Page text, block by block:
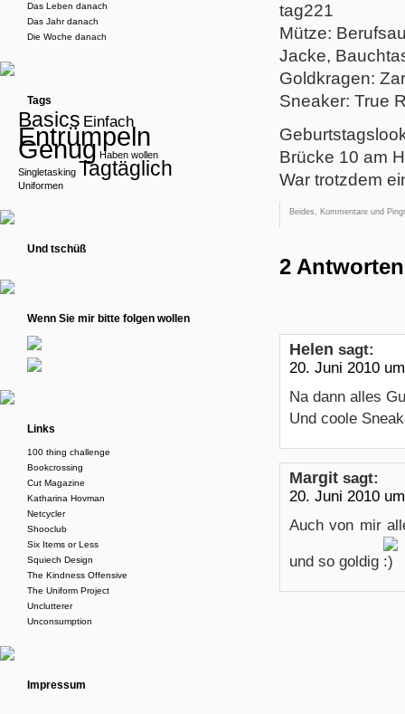
Mütze:
Jacke,
Goldkragen:
Sneaker: True
Brücke 10 am
War trotzdem
Beides, Kommentare und
2
Helen sagt:
20. Juni 2010
Na dann alles
Und coole
Margit sagt:
20. Juni 2010
Auch von mir
und so goldig
Das Leben danach
Das Jahr danach
Die Woche danach
Tags
Basics Einfach
Entrümpeln
Genug Haben wollen
Singletasking Tagtäglich
Uniformen
Und tschüß
Wenn Sie mir bitte folgen wollen
Links
100 thing challenge
Bookcrossing
Cut Magazine
Katharina Hovman
Netcycler
Shooclub
Six Items or Less
Squiech Design
The Kindness Offensive
The Uniform Project
Unclutterer
Unconsumption
Impressum